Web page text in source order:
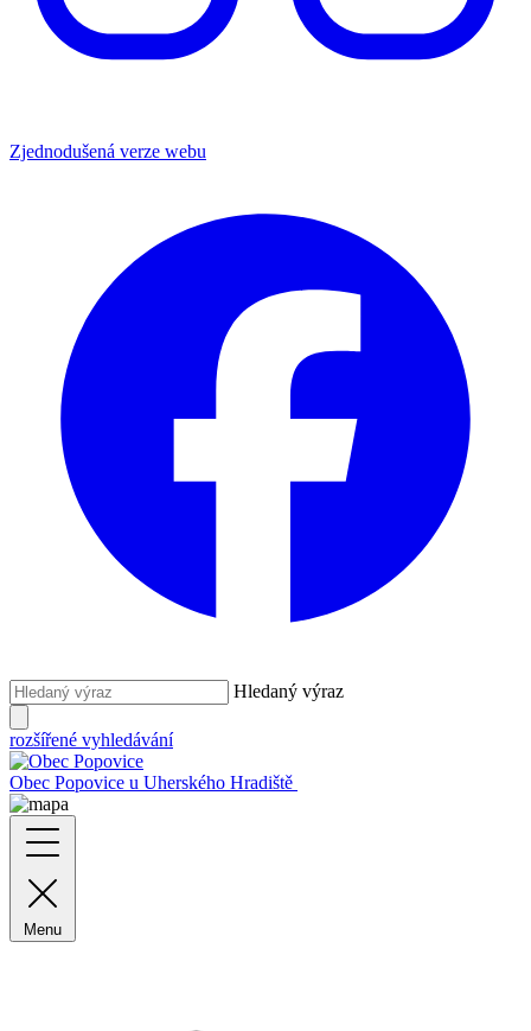
Zjednodušená verze webu
Hledaný výraz
rozšířené vyhledávání
Obec Popovice u Uherského Hradiště
Menu